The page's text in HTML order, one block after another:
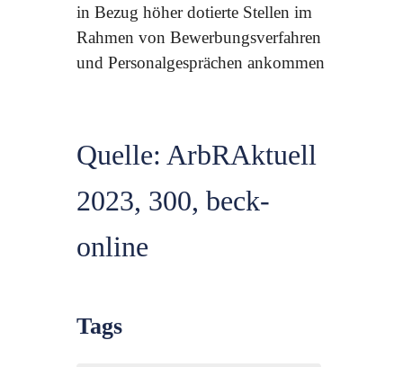
in Bezug höher dotierte Stellen im
Rahmen von Bewerbungsverfahren
und Personalgesprächen ankommen
Quelle: ArbRAktuell
2023, 300, beck-
online
Tags